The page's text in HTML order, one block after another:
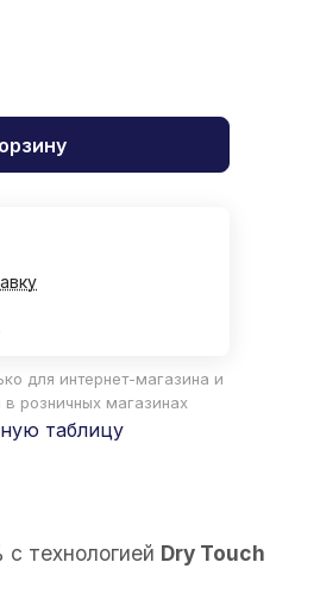
для интернет-магазина и
розничных магазинах
таблицу
технологией Dry Touch